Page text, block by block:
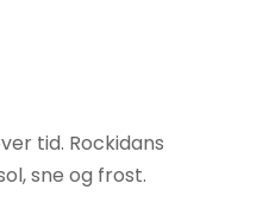
tid. Rockidans
sne og frost.